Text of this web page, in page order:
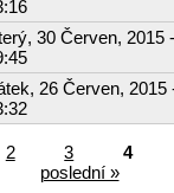
30 Červen, 2015 -
26 Červen, 2015
2 3
4
poslední »